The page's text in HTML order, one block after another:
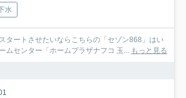
水
タートさせたいならこちらの「セゾン868」はい
ムセンター「ホームプラザナフコ 玉... もっと見る